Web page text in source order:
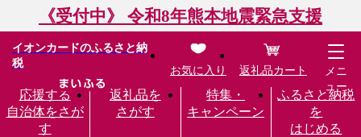
《受付中》 令和8年熊本地震緊急支援
イオンカードのふるさと納
税
応援する
自治体をさが
す
返礼品を
さがす
特集・
キャンペーン
ふるさと納税
を
はじめる
お気に入り 返礼品カート
メニ
ュー